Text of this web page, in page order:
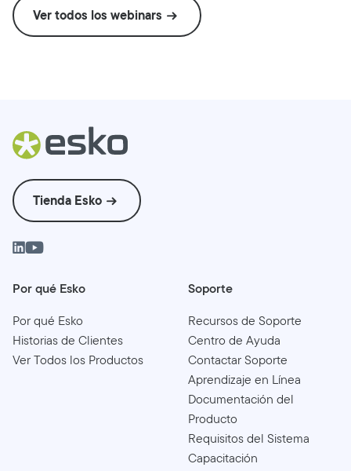
Ver todos los webinars
Tienda Esko
Por qué Esko
Por qué Esko
Historias de Clientes
Ver Todos los Productos
Soporte
Recursos de Soporte
Centro de Ayuda
Contactar Soporte
Aprendizaje en Línea
Documentación del
Producto
Requisitos del Sistema
Capacitación